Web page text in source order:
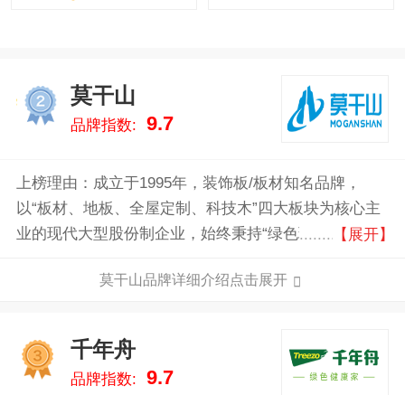
莫干山
品牌指数: 9.7
上榜理由：成立于1995年，装饰板/板材知名品牌，
以“板材、地板、全屋定制、科技木”四大板块为核心主
业的现代大型股份制企业，始终秉持“绿色环保，关爱
军企业”为战略目标，深耕于家居建材领域，业务已遍
【展开】
莫干山品牌详细介绍点击展开
3
千年舟
品牌指数: 9.7